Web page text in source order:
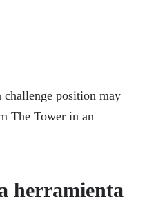
position may
The Tower in an
herramienta